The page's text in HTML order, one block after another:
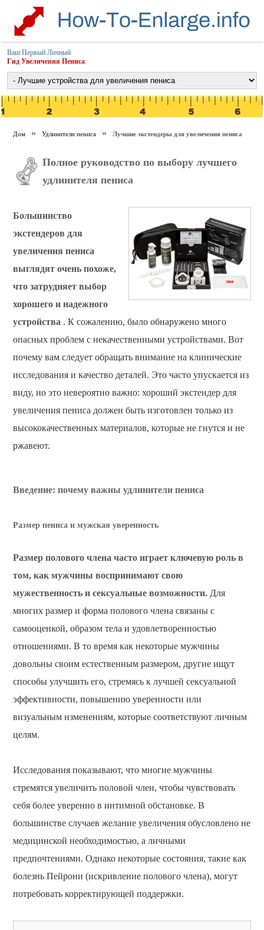
Ваш Первый Личный
Гид Увеличения Пениса:
Дом Удлинители пениса Лучшие экстендеры для увеличения пениса
Полное руководство по выбору лучшего
удлинителя пениса
Большинство
экстендеров для
увеличения пениса
выглядят очень похоже,
что затрудняет выбор
хорошего и надежного
устройства . К сожалению, было обнаружено много
опасных проблем с некачественными устройствами. Вот
почему вам следует обращать внимание на клинические
исследования и качество деталей. Это часто упускается из
виду, но это невероятно важно: хороший экстендер для
увеличения пениса должен быть изготовлен только из
высококачественных материалов, которые не гнутся и не
ржавеют.
Введение: почему важны удлинители пениса
Размер пениса и мужская уверенность
Размер полового члена часто играет ключевую роль в
том, как мужчины воспринимают свою
мужественность и сексуальные возможности. Для
многих размер и форма полового члена связаны с
самооценкой, образом тела и удовлетворенностью
отношениями. В то время как некоторые мужчины
довольны своим естественным размером, другие ищут
способы улучшить его, стремясь к лучшей сексуальной
эффективности, повышению уверенности или
визуальным изменениям, которые соответствуют личным
целям.
Исследования показывают, что многие мужчины
стремятся увеличить половой член, чтобы чувствовать
себя более уверенно в интимной обстановке. В
большинстве случаев желание увеличения обусловлено не
медицинской необходимостью, а личными
предпочтениями. Однако некоторые состояния, такие как
болезнь Пейрони (искривление полового члена), могут
потребовать корректирующей поддержки.